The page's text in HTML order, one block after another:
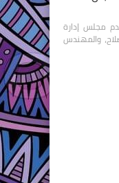
مجلس إدارة
والمهندس